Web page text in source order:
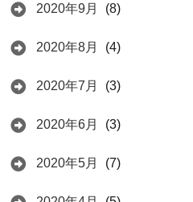
2020年9月 (8)
2020年8月 (4)
2020年7月 (3)
2020年6月 (3)
2020年5月 (7)